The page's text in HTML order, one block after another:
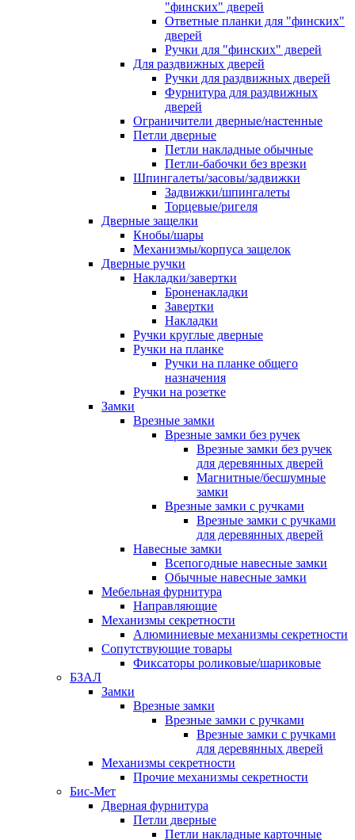
"финских" дверей
Ответные планки для "финских"
дверей
Ручки для "финских" дверей
Для раздвижных дверей
Ручки для раздвижных дверей
Фурнитура для раздвижных
дверей
Ограничители дверные/настенные
Петли дверные
Петли накладные обычные
Петли-бабочки без врезки
Шпингалеты/засовы/задвижки
Задвижки/шпингалеты
Торцевые/ригеля
Дверные защелки
Кнобы/шары
Механизмы/корпуса защелок
Дверные ручки
Накладки/завертки
Броненакладки
Завертки
Накладки
Ручки круглые дверные
Ручки на планке
Ручки на планке общего
назначения
Ручки на розетке
Замки
Врезные замки
Врезные замки без ручек
Врезные замки без ручек
для деревянных дверей
Магнитные/бесшумные
замки
Врезные замки с ручками
Врезные замки с ручками
для деревянных дверей
Навесные замки
Всепогодные навесные замки
Обычные навесные замки
Мебельная фурнитура
Направляющие
Механизмы секретности
Алюминиевые механизмы секретности
Сопутствующие товары
Фиксаторы роликовые/шариковые
БЗАЛ
Замки
Врезные замки
Врезные замки с ручками
Врезные замки с ручками
для деревянных дверей
Механизмы секретности
Прочие механизмы секретности
Бис-Мет
Дверная фурнитура
Петли дверные
Петли накладные карточные